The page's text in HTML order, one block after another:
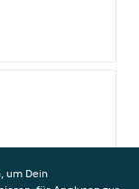
um Dein